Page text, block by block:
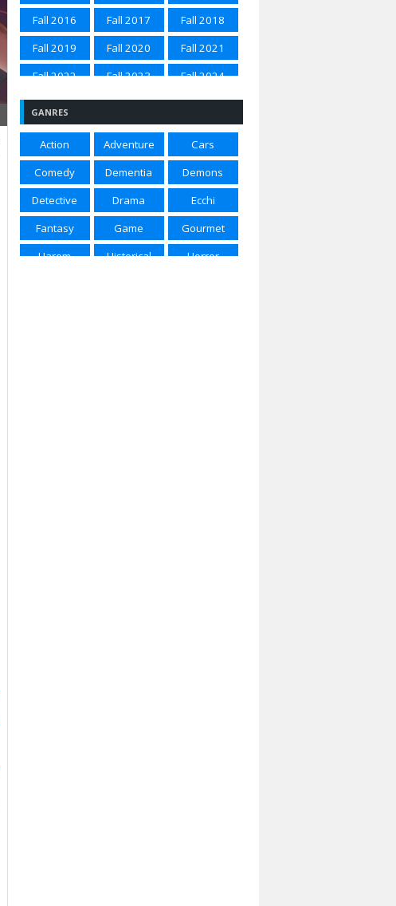
Fall 2016
Fall 2017
Fall 2018
Fall 2019
Fall 2020
Fall 2021
Fall 2022
Fall 2023
Fall 2024
Fall 2025
Spring 2012
Spring 2014
Spring 2015
Spring 2016
Spring 2017
Spring 2018
Spring 2020
Spring 2021
Spring 2022
Spring 2023
Spring 2024
Spring 2025
Spring 2026
Summer 2015
Summer 2016 Summer 2017 Summer 2018
GANRES
Action Adventure
Cars
Comedy
Dementia
Demons
Detective
Drama
Ecchi
Fantasy
Game
Gourmet
Harem
Historical
Horror